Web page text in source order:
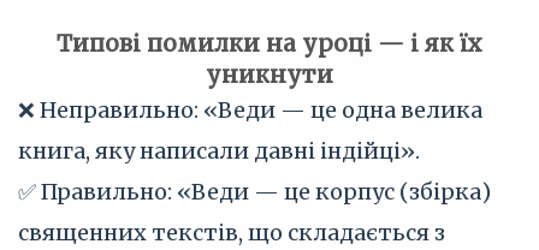
Типові помилки на уроці — і як їх
уникнути
❌ Неправильно: «Веди — це одна велика
книга, яку написали давні індійці».
✅ Правильно: «Веди — це корпус (збірка)
священних текстів, що складається з